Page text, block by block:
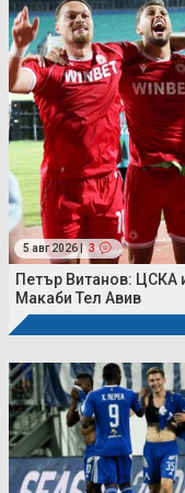
5 авг 2026 | 3
Петър Витанов: ЦСКА
Макаби Тел Авив